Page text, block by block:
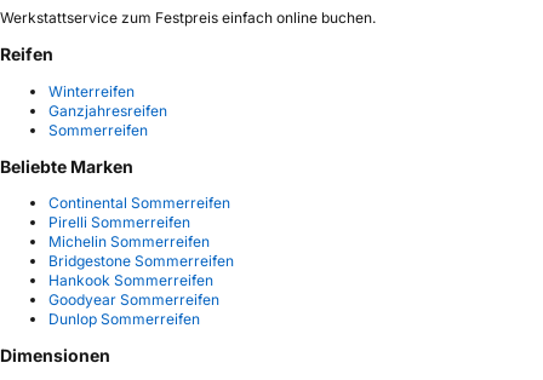
Werkstattservice zum Festpreis einfach online buchen.
Reifen
Winterreifen
Ganzjahresreifen
Sommerreifen
Beliebte Marken
Continental Sommerreifen
Pirelli Sommerreifen
Michelin Sommerreifen
Bridgestone Sommerreifen
Hankook Sommerreifen
Goodyear Sommerreifen
Dunlop Sommerreifen
Dimensionen